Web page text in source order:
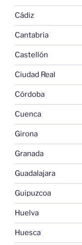
Cádiz
Cantabria
Castellón
Ciudad Real
Córdoba
Cuenca
Girona
Granada
Guadalajara
Guipuzcoa
Huelva
Huesca